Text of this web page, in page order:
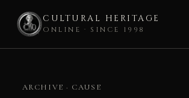
CULTURAL HERITAGE
ONLINE · SINCE 1998
contentARCHIVE · CAUSE